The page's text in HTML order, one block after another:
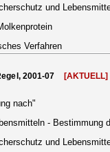
und
Verfahren
2001-07 [AKTUELL]
nach"
- Bestimmung
und